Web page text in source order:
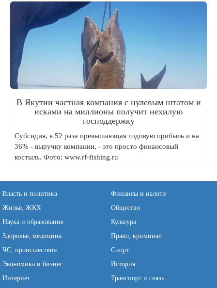
В Якутии частная компания с нулевым штатом и
исками на миллионы получит нехилую
господдержку
Субсидия, в 52 раза превышающая годовую прибыль и на
36% - выручку компании, - это просто финансовый
костыль. Фото: www.rf-fishing.ru
Власть и политика
Финансы и налоги
Жильё, ЖКХ
Общество
Наука и образование
Культура
Здоровье, медицина
Право, криминал
ЧС, происшествия
Спорт
Экономика и бизнес
История
Интернет
Транспорт и связь